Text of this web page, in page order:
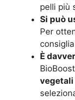
pelli più
Si può
Per
È